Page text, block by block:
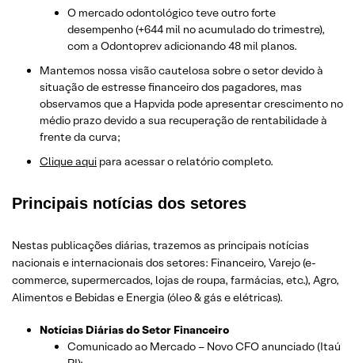
O mercado odontológico teve outro forte
desempenho (+644 mil no acumulado do trimestre),
com a Odontoprev adicionando 48 mil planos.
Mantemos nossa visão cautelosa sobre o setor devido à
situação de estresse financeiro dos pagadores, mas
observamos que a Hapvida pode apresentar crescimento no
médio prazo devido a sua recuperação de rentabilidade à
frente da curva;
Clique aqui para acessar o relatório completo.
Principais notícias dos setores
Nestas publicações diárias, trazemos as principais notícias
nacionais e internacionais dos setores: Financeiro, Varejo(e-
commerce, supermercados, lojas de roupa, farmácias, etc.), Agro,
Alimentos e Bebidas e Energia (óleo & gás e elétricas).
Notícias Diárias do Setor Financeiro
Comunicado ao Mercado – Novo CFO anunciado (Itaú